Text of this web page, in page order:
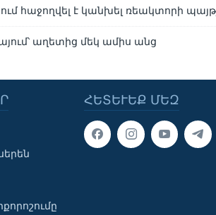
հաջողվել է կանխել ռեակտորի
աղետից մեկ ամիս անց
ՀԵՏԵՒԵՔ ՄԵԶ